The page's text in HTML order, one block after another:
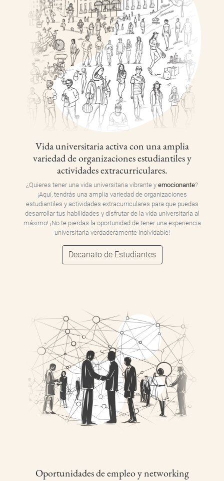
Vida universitaria activa con una amplia
variedad de organizaciones estudiantiles y
actividades extracurriculares.
¿Quieres tener una vida universitaria vibrante y emocionante?
¡Aquí, tendrás una amplia variedad de organizaciones
estudiantiles y actividades extracurriculares para que puedas
desarrollar tus habilidades y disfrutar de la vida universitaria al
máximo! ¡No te pierdas la oportunidad de tener una experiencia
universitaria verdaderamente inolvidable!
Decanato de Estudiantes
Oportunidades de empleo y networking